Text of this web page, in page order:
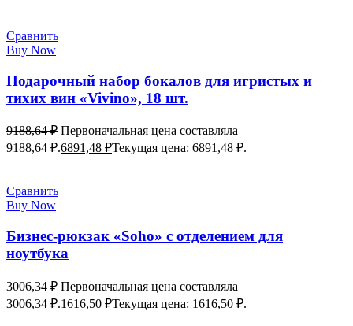
Сравнить
Buy Now
Подарочный набор бокалов для игристых и
тихих вин «Vivino», 18 шт.
9188,64₽ Первоначальная цена составляла
9188,64 ₽.6891,48 ₽Текущая цена: 6891,48 ₽.
Сравнить
Buy Now
Бизнес-рюкзак «Soho» с отделением для
ноутбука
3006,34₽ Первоначальная цена составляла
3006,34 ₽.1616,50 ₽Текущая цена: 1616,50 ₽.